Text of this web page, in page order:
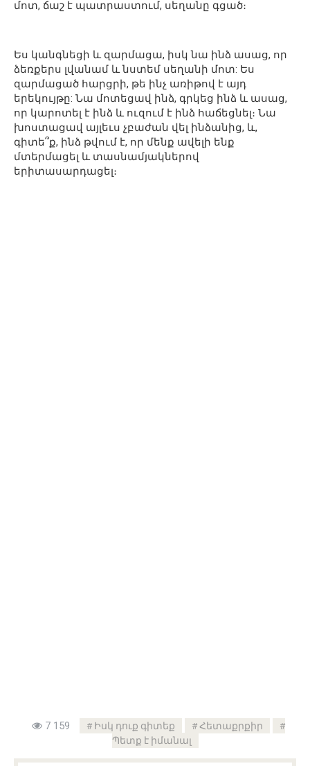
մոտ, ճաշ է պատրաստում, սեղանը գցած։
Ես կանգնեցի և զարմացա, իսկ նա ինձ ասաց, որ
ձեռքերս լվանամ և նստեմ սեղանի մոտ: Ես
զարմացած հարցրի, թե ինչ առիթով է այդ
երեկույթը: Նա մոտեցավ ինձ, գրկեց ինձ և ասաց,
որ կարոտել է ինձ և ուզում է ինձ հաճեցնել։ Նա
խոստացավ այլեւս չբաժան վել ինձանից, և,
գիտե՞ք, ինձ թվում է, որ մենք ավելի ենք
մտերմացել և տասնամյակներով
երիտասարդացել։
7 159 Իսկ դուք գիտեք
Հետաքրքիր
Պետք է իմանալ